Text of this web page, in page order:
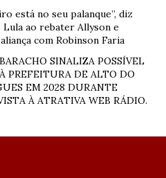
está no seu palanque”, diz
Lula ao rebater Allyson e
com Robinson Faria
SINALIZA POSSÍVEL
PREFEITURA DE ALTO DO
EM 2028 DURANTE
À ATRATIVA WEB RÁDIO.